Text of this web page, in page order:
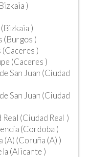
)
)
(Burgos )
)
(Caceres )
San Juan (Ciudad
San Juan (Ciudad
(Ciudad Real )
(Cordoba )
(Coruña (A) )
(Alicante )